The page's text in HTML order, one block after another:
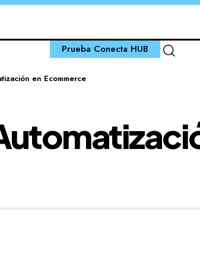
Prueba Conecta HUB
en Ecommerce